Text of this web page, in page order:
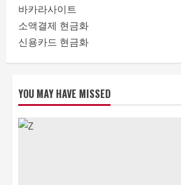
바카라사이트
소액결제 현금화
신용카드 현금화
YOU MAY HAVE MISSED